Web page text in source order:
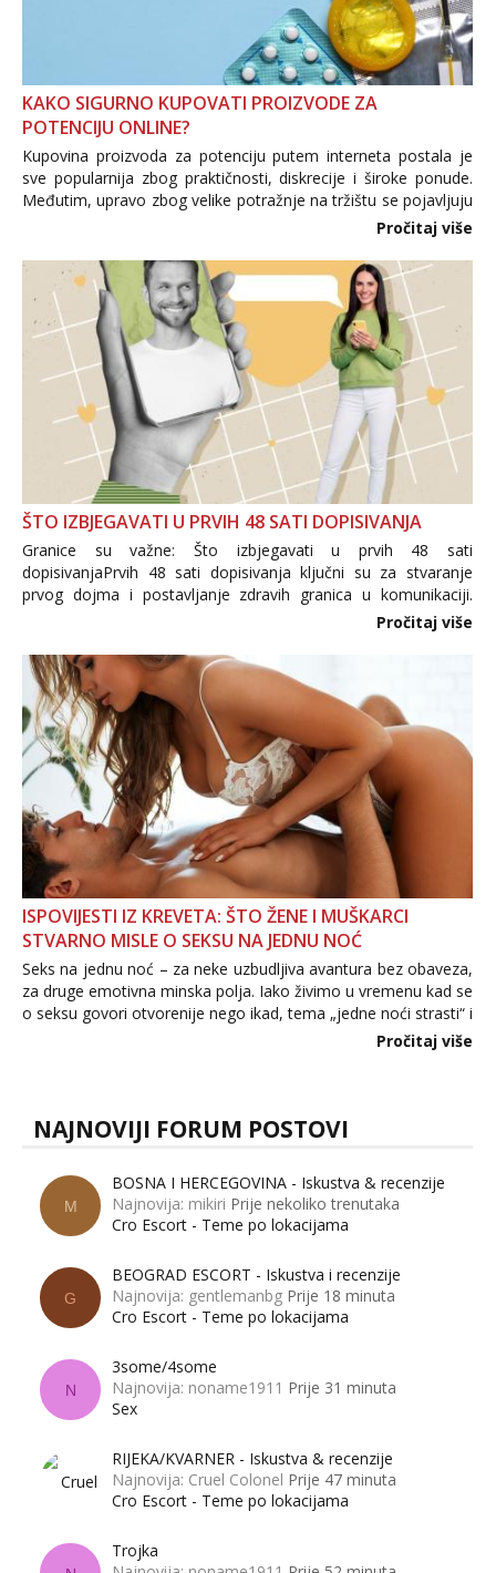
KAKO SIGURNO KUPOVATI PROIZVODE ZA
POTENCIJU ONLINE?
Kupovina proizvoda za potenciju putem interneta postala je
sve popularnija zbog praktičnosti, diskrecije i široke ponude.
Međutim, upravo zbog velike potražnje na tržištu se pojavljuju
i brojni krivotvoreni proizvodi, nepouzdane internetske
Pročitaj više
ŠTO IZBJEGAVATI U PRVIH 48 SATI DOPISIVANJA
Granice su važne: Što izbjegavati u prvih 48 sati
dopisivanjaPrvih 48 sati dopisivanja ključni su za stvaranje
prvog dojma i postavljanje zdravih granica u komunikaciji.
Važno je izbjeći prebrzo otkrivanje osobnih ili intimnih
informacija, jer nepoznata osoba još nije zaslužila to
povjerenje. Takođe...
Pročitaj više
ISPOVIJESTI IZ KREVETA: ŠTO ŽENE I MUŠKARCI
STVARNO MISLE O SEKSU NA JEDNU NOĆ
Seks na jednu noć – za neke uzbudljiva avantura bez obaveza,
za druge emotivna minska polja. Iako živimo u vremenu kad se
o seksu govori otvorenije nego ikad, tema „jedne noći strasti“ i
dalje izaziva burne rasprave. Što zapravo misle žene, a što
Pročitaj više
NAJNOVIJI FORUM POSTOVI
M
BOSNA I HERCEGOVINA - Iskustva & recenzije
Najnovija: mikiri Prije nekoliko trenutaka
Cro Escort - Teme po lokacijama
G
BEOGRAD ESCORT - Iskustva i recenzije
Najnovija: gentlemanbg Prije 18 minuta
Cro Escort - Teme po lokacijama
N
3some/4some
Najnovija: noname1911 Prije 31 minuta
Sex
RIJEKA/KVARNER - Iskustva & recenzije
Najnovija: Cruel Colonel Prije 47 minuta
Cro Escort - Teme po lokacijama
Trojka